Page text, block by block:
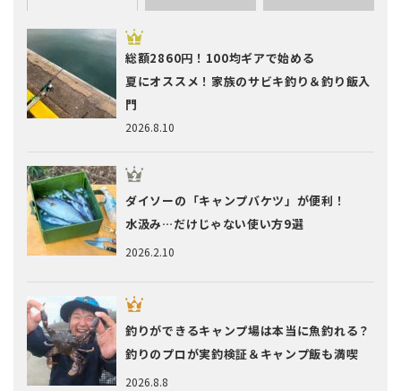
2026.8.10
総額2860円！100均ギアで始める
夏にオススメ！家族のサビキ釣り＆釣り飯入
門
2026.2.10
ダイソーの「キャンプバケツ」が便利！
水汲み…だけじゃない使い方9選
2026.8.8
釣りができるキャンプ場は本当に魚釣れる？
釣りのプロが実釣検証＆キャンプ飯も満喫